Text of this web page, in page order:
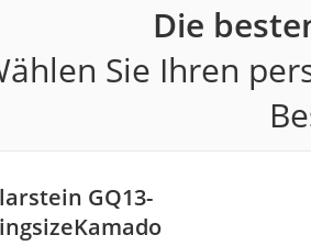
Die
Sie Ihren
‎GQ13-